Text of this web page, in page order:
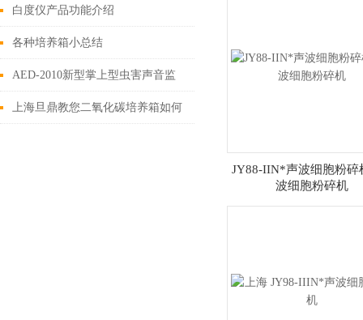
方法
白度仪产品功能介绍
各种培养箱小总结
AED-2010新型掌上型虫害声音监
测仪|白蚁检测仪
上海旦鼎教您二氧化碳培养箱如何
JY88-IIN*声波细胞粉碎
波细胞粉碎机